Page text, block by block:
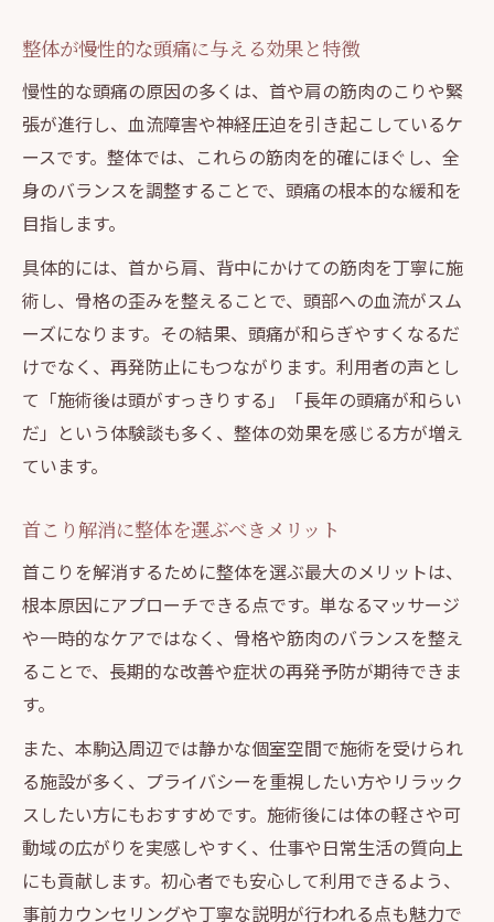
首こり頭痛予防に整体を取り入れる習慣づ
くり
整体による地域密着型のヘルニアケアとは
整体施術と日常生活のバランスを整える工
夫
整体利用者が実感する本駒込エリアの魅力
整体が慢性的な頭痛に与える効果と特徴
慢性的な頭痛の原因の多くは、首や肩の筋肉のこりや緊
張が進行し、血流障害や神経圧迫を引き起こしているケ
ースです。整体では、これらの筋肉を的確にほぐし、全
身のバランスを調整することで、頭痛の根本的な緩和を
目指します。
具体的には、首から肩、背中にかけての筋肉を丁寧に施
術し、骨格の歪みを整えることで、頭部への血流がスム
ーズになります。その結果、頭痛が和らぎやすくなるだ
けでなく、再発防止にもつながります。利用者の声とし
て「施術後は頭がすっきりする」「長年の頭痛が和らい
だ」という体験談も多く、整体の効果を感じる方が増え
ています。
首こり解消に整体を選ぶべきメリット
首こりを解消するために整体を選ぶ最大のメリットは、
根本原因にアプローチできる点です。単なるマッサージ
や一時的なケアではなく、骨格や筋肉のバランスを整え
ることで、長期的な改善や症状の再発予防が期待できま
す。
また、本駒込周辺では静かな個室空間で施術を受けられ
る施設が多く、プライバシーを重視したい方やリラック
スしたい方にもおすすめです。施術後には体の軽さや可
動域の広がりを実感しやすく、仕事や日常生活の質向上
にも貢献します。初心者でも安心して利用できるよう、
事前カウンセリングや丁寧な説明が行われる点も魅力で